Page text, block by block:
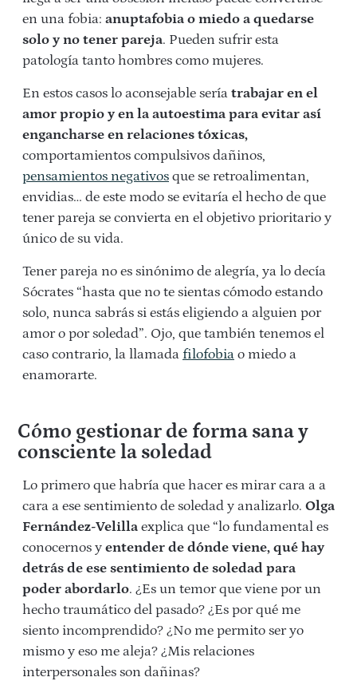
en una fobia: anuptafobia o miedo a quedarse
solo y no tener pareja. Pueden sufrir esta
patología tanto hombres como mujeres.
En estos casos lo aconsejable sería trabajar en el
amor propio y en la autoestima para evitar así
engancharse en relaciones tóxicas,
comportamientos compulsivos dañinos,
pensamientos negativos que se retroalimentan,
envidias… de este modo se evitaría el hecho de que
tener pareja se convierta en el objetivo prioritario y
único de su vida.
Tener pareja no es sinónimo de alegría, ya lo decía
Sócrates “hasta que no te sientas cómodo estando
solo, nunca sabrás si estás eligiendo a alguien por
amor o por soledad”. Ojo, que también tenemos el
caso contrario, la llamada filofobia o miedo a
enamorarte.
Cómo gestionar de forma sana y
consciente la soledad
Lo primero que habría que hacer es mirar cara a a
cara a ese sentimiento de soledad y analizarlo. Olga
Fernández-Velilla explica que “lo fundamental es
conocernos y entender de dónde viene, qué hay
detrás de ese sentimiento de soledad para
poder abordarlo. ¿Es un temor que viene por un
hecho traumático del pasado? ¿Es por qué me
siento incomprendido? ¿No me permito ser yo
mismo y eso me aleja? ¿Mis relaciones
interpersonales son dañinas?